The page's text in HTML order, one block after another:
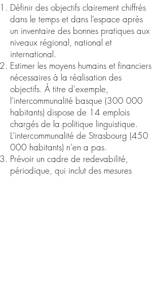
Définir des objectifs clairement chiffrés
dans le temps et dans l’espace après
un inventaire des bonnes pratiques aux
niveaux régional, national et
international.
Estimer les moyens humains et financiers
nécessaires à la réalisation des
objectifs. À titre d'exemple,
l’intercommunalité basque (300 000
habitants) dispose de 14 emplois
chargés de la politique linguistique.
L’intercommunalité de Strasbourg (450
000 habitants) n'en a pas.
Prévoir un cadre de redevabilité,
périodique, qui inclut des mesures